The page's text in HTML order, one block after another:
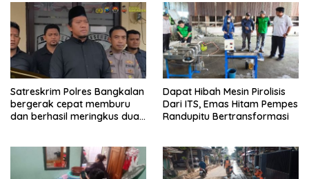
Penipuan Dari Jaringan
Pemasok PT. DAB
Satreskrim Polres Bangkalan
bergerak cepat memburu
dan berhasil meringkus dua
Sidoarjo dan HP (25) warga
Tulungagung.
Dapat Hibah Mesin Pirolisis
Dari ITS, Emas Hitam Pempes
Randupitu Bertransformasi